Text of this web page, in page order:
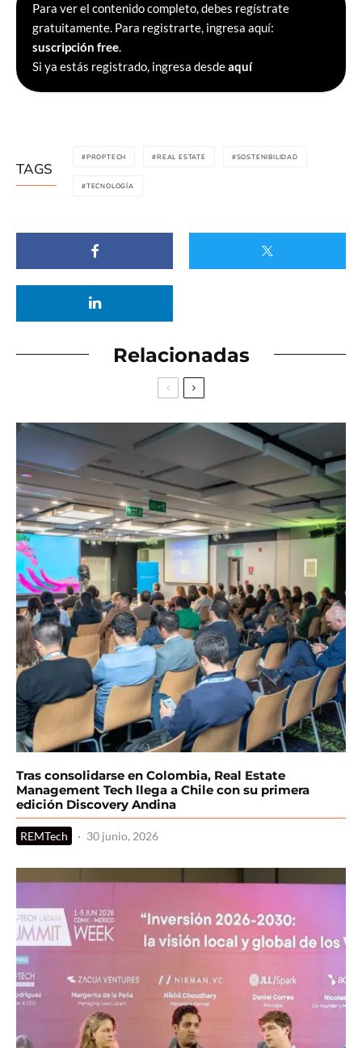
Para ver el contenido completo, debes regístrate
gratuitamente. Para registrarte, ingresa aquí:
suscripción free.
Si ya estás registrado, ingresa desdeaquí
TAGS
PROPTECH REAL ESTATE SOSTENIBILIDAD
TECNOLOGÍA
Relacionadas
Tras consolidarse en Colombia, Real Estate
Management Tech llega a Chile con su primera
edición Discovery Andina
REMTech · 30 junio, 2026